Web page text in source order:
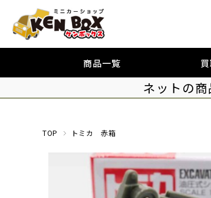
商品一覧
ネットの
TOP トミカ 赤箱